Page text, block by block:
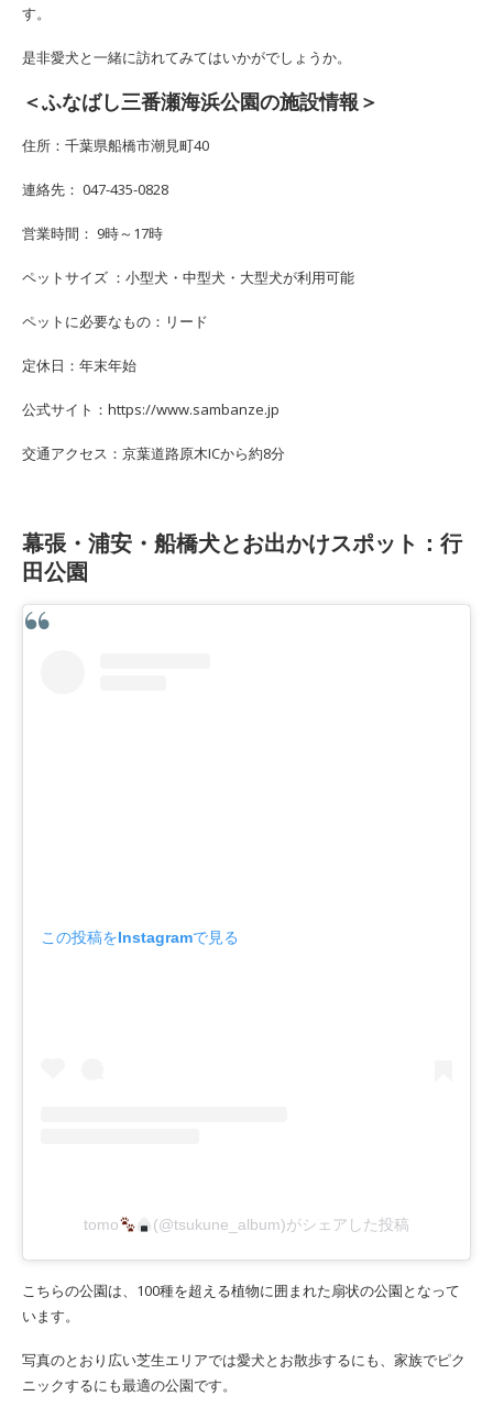
す。
是非愛犬と一緒に訪れてみてはいかがでしょうか。
＜ふなばし三番瀬海浜公園の施設情報＞
住所：千葉県船橋市潮見町40
連絡先： 047-435-0828
営業時間： 9時～17時
ペットサイズ ：小型犬・中型犬・大型犬が利用可能
ペットに必要なもの：リード
定休日：年末年始
公式サイト：https://www.sambanze.jp
交通アクセス：京葉道路原木ICから約8分
幕張・浦安・船橋犬とお出かけスポット：行
田公園
この投稿をInstagramで見る
tomo (@tsukune_album)がシェアした投稿
こちらの公園は、100種を超える植物に囲まれた扇状の公園となって
います。
写真のとおり広い芝生エリアでは愛犬とお散歩するにも、家族でピク
ニックするにも最適の公園です。